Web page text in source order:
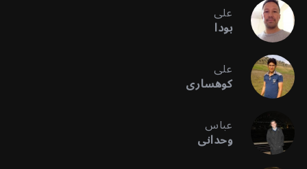
علی
بودا
علی
کوهساری
عباس
وحدانی